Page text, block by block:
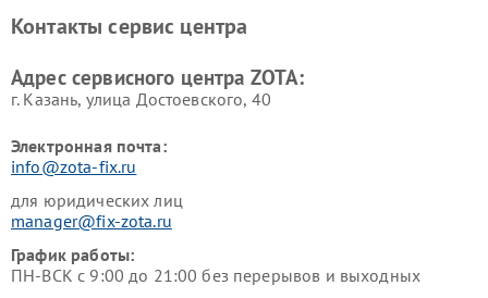
Контакты сервис центра
Адрес сервисного центра ZOTA:
г. Казань, улица Достоевского, 40
Электронная почта:
info@zota-fix.ru
для юридических лиц
manager@fix-zota.ru
График работы:
ПН-ВСК с 9:00 до 21:00 без перерывов и выходных